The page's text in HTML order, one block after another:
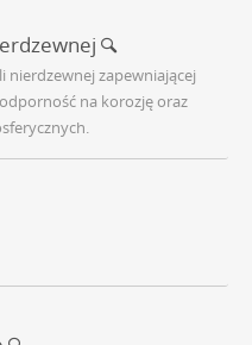
nierdzewnej zapewniającej
na korozję oraz